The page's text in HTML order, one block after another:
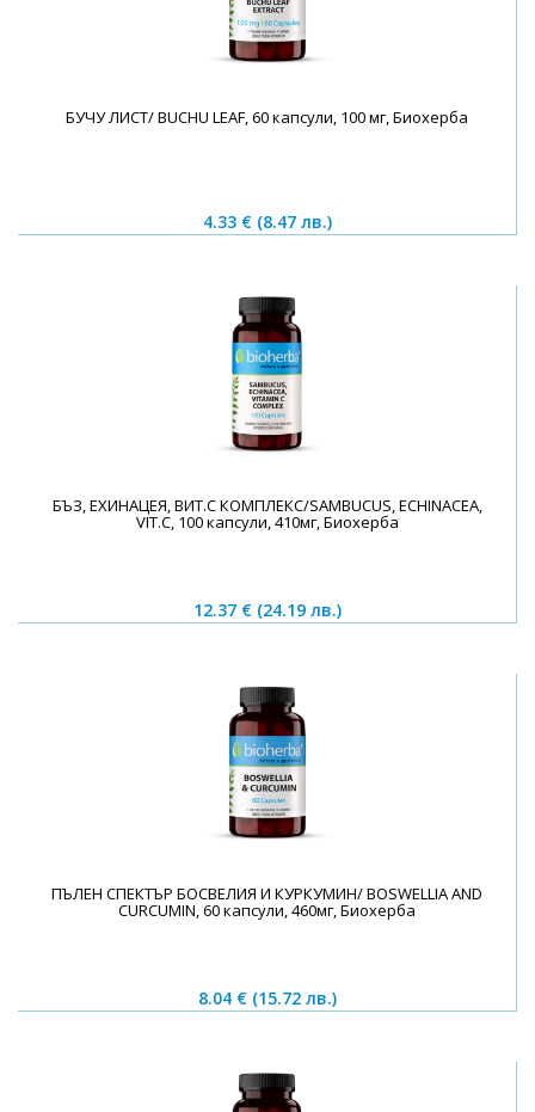
БУЧУ ЛИСТ/ BUCHU LEAF, 60 капсули, 100 мг, Биохерба
4.33 € (8.47 лв.)
БЪЗ, ЕХИНАЦЕЯ, ВИТ.С КОМПЛЕКС/SAMBUCUS, ECHINACEA,
VIT.C, 100 капсули, 410мг, Биохерба
12.37 € (24.19 лв.)
ПЪЛЕН СПЕКТЪР БОСВЕЛИЯ И КУРКУМИН/ BOSWELLIA AND
CURCUMIN, 60 капсули, 460мг, Биохерба
8.04 € (15.72 лв.)